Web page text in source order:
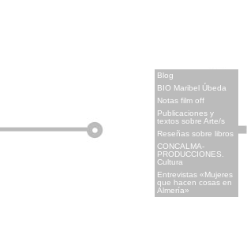
Blog
BIO Maribel Úbeda
Notas film off
Publicaciones y
textos sobre Arte/s
Reseñas sobre libros
CONCALMA-
PRODUCCIONES.
Cultura
Entrevistas «Mujeres
que hacen cosas en
Almería»